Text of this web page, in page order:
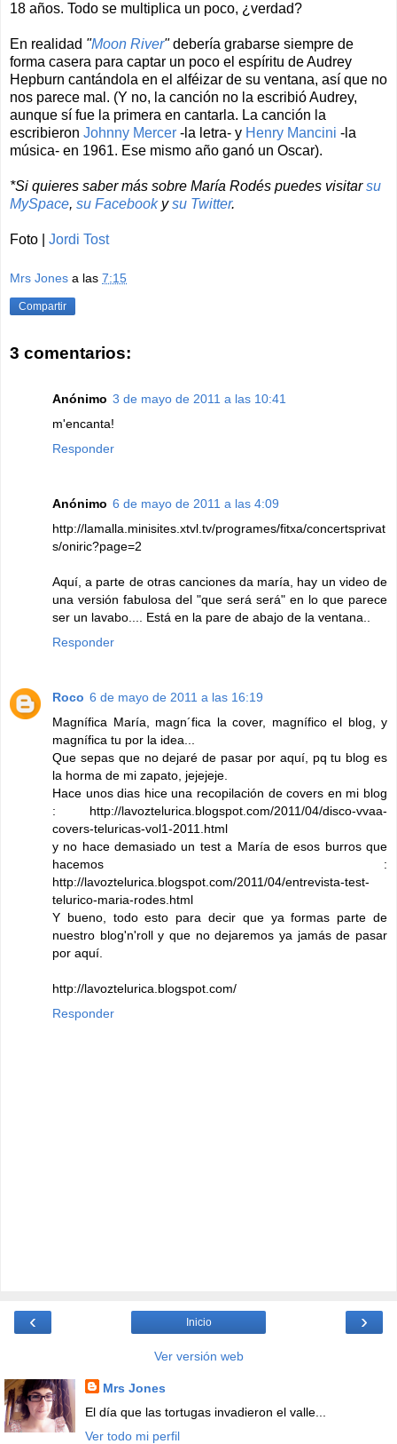
18 años. Todo se multiplica un poco, ¿verdad?
En realidad "Moon River"debería grabarse siempre de
forma casera para captar un poco el espíritu de Audrey
Hepburn cantándola en el alféizar de su ventana, así que no
nos parece mal. (Y no, la canción no la escribió Audrey,
aunque sí fue la primera en cantarla. La canción la
escribieron Johnny Mercer -la letra- y Henry Mancini -la
música- en 1961. Ese mismo año ganó un Oscar).
*Si quieres saber más sobre María Rodés puedes visitarsu
MySpace, su Facebookysu Twitter.
Foto | Jordi Tost
Mrs Jones a las 7:15
Compartir
3 comentarios:
Anónimo 3 de mayo de 2011 a las 10:41
m'encanta!
Responder
Anónimo 6 de mayo de 2011 a las 4:09
http://lamalla.minisites.xtvl.tv/programes/fitxa/concertsprivat
s/oniric?page=2
Aquí, a parte de otras canciones da maría, hay un video de
una versión fabulosa del "que será será" en lo que parece
ser un lavabo.... Está en la pare de abajo de la ventana..
Responder
Roco 6 de mayo de 2011 a las 16:19
Magnífica María, magn´fica la cover, magnífico el blog, y
magnífica tu por la idea...
Que sepas que no dejaré de pasar por aquí, pq tu blog es
la horma de mi zapato, jejejeje.
Hace unos dias hice una recopilación de covers en mi blog
: http://lavoztelurica.blogspot.com/2011/04/disco-vvaa-
covers-teluricas-vol1-2011.html
y no hace demasiado un test a María de esos burros que
hacemos :
http://lavoztelurica.blogspot.com/2011/04/entrevista-test-
telurico-maria-rodes.html
Y bueno, todo esto para decir que ya formas parte de
nuestro blog'n'roll y que no dejaremos ya jamás de pasar
por aquí.
http://lavoztelurica.blogspot.com/
Responder
‹ ›
Inicio
Ver versión web
Mrs Jones
El día que las tortugas invadieron el valle...
Ver todo mi perfil